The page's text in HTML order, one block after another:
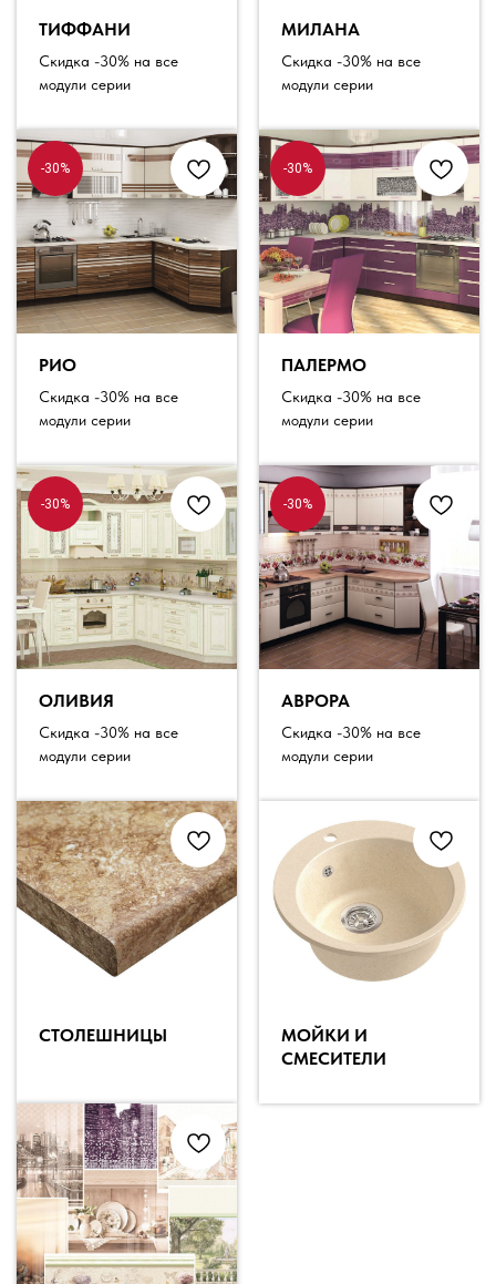
ТИФФАНИ
Скидка -30% на все
модули серии
МИЛАНА
Скидка -30% на все
модули серии
-30%
РИО
Скидка -30% на все
модули серии
-30%
ПАЛЕРМО
Скидка -30% на все
модули серии
-30%
ОЛИВИЯ
Скидка -30% на все
модули серии
-30%
АВРОРА
Скидка -30% на все
модули серии
СТОЛЕШНИЦЫ
МОЙКИ И
СМЕСИТЕЛИ